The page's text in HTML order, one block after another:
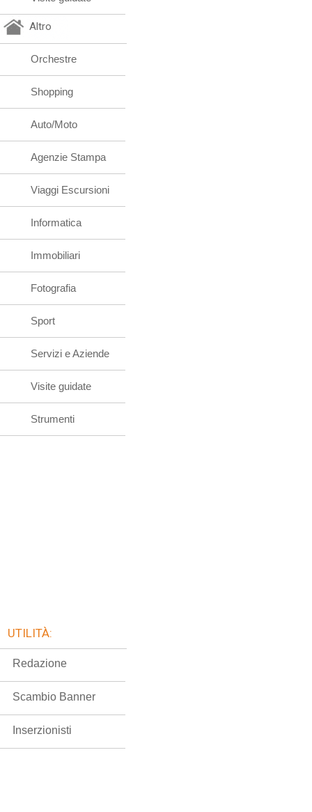
Altro
Orchestre
Shopping
Auto/Moto
Agenzie Stampa
Viaggi Escursioni
Informatica
Immobiliari
Fotografia
Sport
Servizi e Aziende
Visite guidate
Strumenti
UTILITÀ:
Redazione
Scambio Banner
Inserzionisti